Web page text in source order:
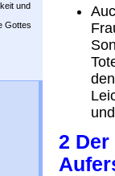
und
Gottes
2